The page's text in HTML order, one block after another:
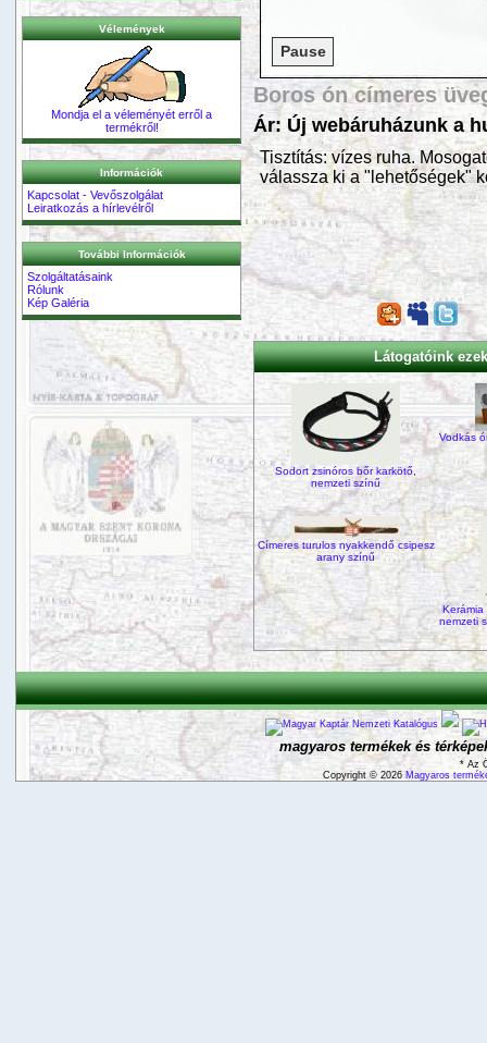
Vélemények
Mondja el a véleményét erről a
termékről!
Információk
Kapcsolat - Vevőszolgálat
Leiratkozás a hírlevélről
További Információk
Szolgáltatásaink
Rólunk
Kép Galéria
Pause
Boros ón címeres
Ár: Új webáruházunk a
Tisztítás: vízes ruha.
válassza ki a "lehetőségek"
Látogatóink
Sodort zsinóros bőr karkötő,
nemzeti színű
Vodkás
Címeres turulos nyakkendő csipesz
arany színű
Kerámia
nemzeti
magyaros termékek és
* Az
Copyright © 2026 Magyaros